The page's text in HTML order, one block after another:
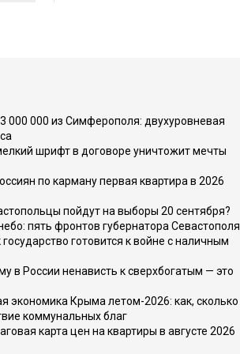
000 000 из Симферополя: двухуровневая
шрифт в договоре уничтожит мечты
по карману первая квартира в 2026
пойдут на выборы 20 сентября?
пять фронтов губернатора Севастополя
готовится к войне с наличным
в России ненависть к сверхбогатым — это
экономика Крыма летом-2026: как, сколько
коммунальных благ
карта цен на квартиры в августе 2026